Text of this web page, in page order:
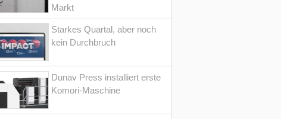
Markt
Starkes Quartal, aber noch
kein Durchbruch
Dunav Press installiert erste
Komori-Maschine